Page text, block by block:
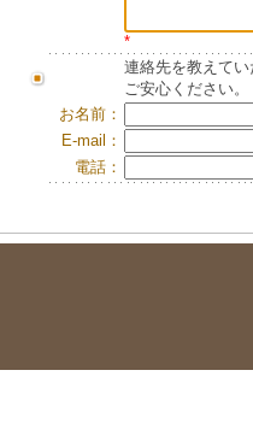
*
連絡先を教えて
ご安心ください。
お名前：
E-mail：
電話：